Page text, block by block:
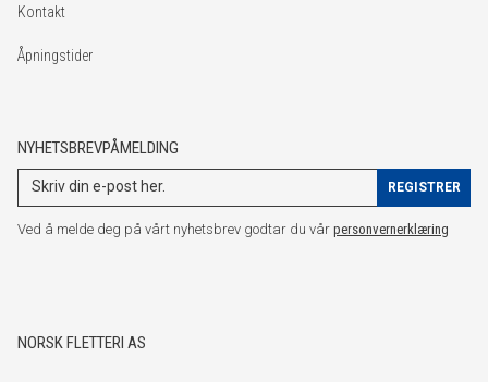
Kontakt
Åpningstider
NYHETSBREVPÅMELDING
Ved å melde deg på vårt nyhetsbrev godtar du vår personvernerklæring
NORSK FLETTERI AS